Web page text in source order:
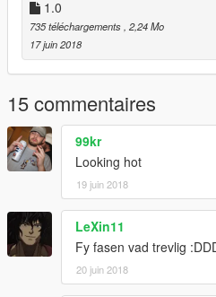
1.0
735 téléchargements , 2,24 Mo
17 juin 2018
15 commentaires
99kr
Looking hot
19 juin 2018
LeXin11
Fy fasen vad trevlig
20 juin 2018